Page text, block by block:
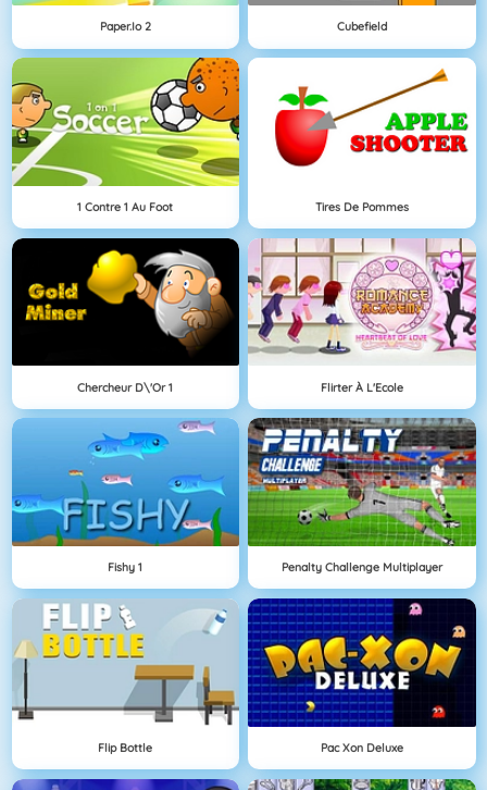
Paper.io 2 Cubefield
1 Contre 1 Au Foot Tires De Pommes
Chercheur D\'Or 1 Flirter À L'Ecole
Fishy 1 Penalty Challenge Multiplayer
Flip Bottle Pac Xon Deluxe